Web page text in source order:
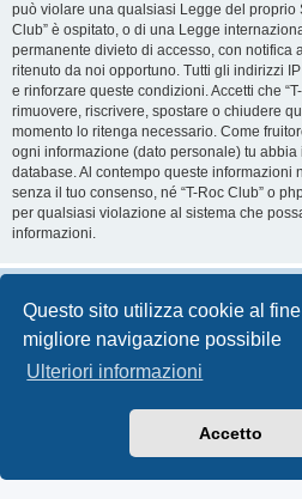
Questo sito utilizza cookie al
migliore navigazione possibile
Ulteriori informazioni
Accetto
può violare una qualsiasi Legge del proprio
Club” è ospitato, o di una Legge
permanente divieto di accesso, con notifica
ritenuto da noi opportuno. Tutti gli indirizzi
e rinforzare queste condizioni. Accetti che
rimuovere, riscrivere, spostare o chiudere
momento lo ritenga necessario. Come
ogni informazione (dato personale) tu
database. Al contempo queste informazioni
senza il tuo consenso, né “T-Roc Club” o
per qualsiasi violazione al sistema che
informazioni.
Creato da
® Forum
Traduzione Italiana